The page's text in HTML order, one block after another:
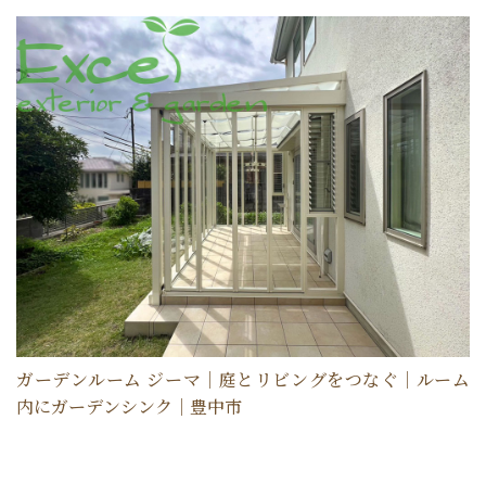
ガーデンルーム ジーマ｜庭とリビングをつなぐ｜ルーム
内にガーデンシンク｜豊中市